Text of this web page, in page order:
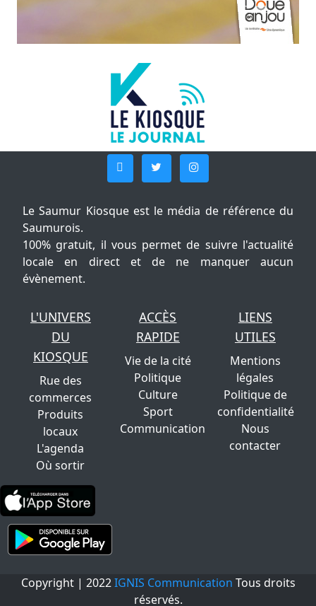
Le Saumur Kiosque est le média de référence du
Saumurois.
100% gratuit, il vous permet de suivre l'actualité
locale en direct et de ne manquer aucun
évènement.
L'UNIVERS
DU
KIOSQUE
Rue des
commerces
Produits
locaux
L'agenda
Où sortir
ACCÈS
RAPIDE
Vie de la cité
Politique
Culture
Sport
Communication
LIENS
UTILES
Mentions
légales
Politique de
confidentialité
Nous
contacter
Copyright | 2022IGNIS Communication Tous droits
réservés.